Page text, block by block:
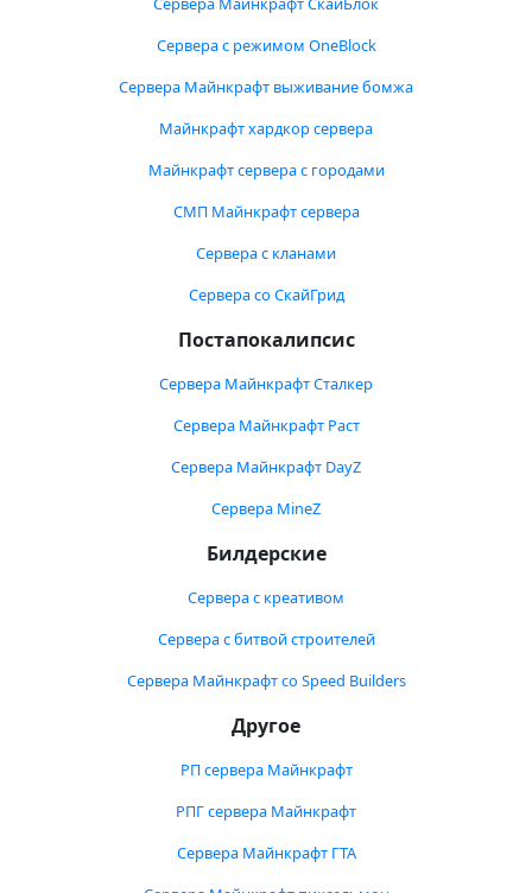
Сервера с режимом OneBlock
Сервера Майнкрафт выживание бомжа
Майнкрафт хардкор сервера
Майнкрафт сервера с городами
СМП Майнкрафт сервера
Сервера с кланами
Сервера со СкайГрид
Постапокалипсис
Сервера Майнкрафт Сталкер
Сервера Майнкрафт Раст
Сервера Майнкрафт DayZ
Сервера MineZ
Билдерские
Сервера с креативом
Сервера с битвой строителей
Сервера Майнкрафт со Speed Builders
Другое
РП сервера Майнкрафт
РПГ сервера Майнкрафт
Сервера Майнкрафт ГТА